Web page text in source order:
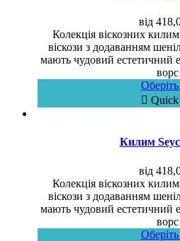
від
Колекція віскозних
віскози з додаванням
мають чудовий естетичний
Оберіть
Килим
від
Колекція віскозних
віскози з додаванням
мають чудовий естетичний
Оберіть